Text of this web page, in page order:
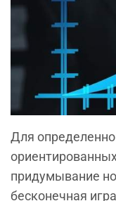
Для
придумывание
бесконечная